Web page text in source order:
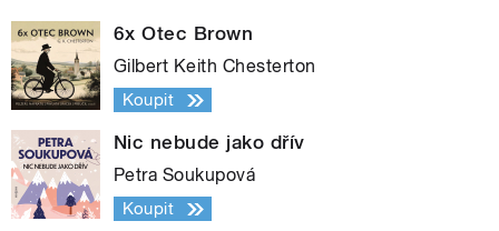
6x Otec Brown
Gilbert Keith Chesterton
Koupit
Nic nebude jako dřív
Petra Soukupová
Koupit